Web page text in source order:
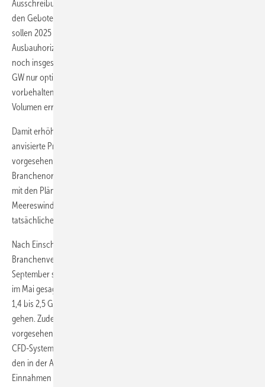
Ausschreibungen vor, in denen die Zuschläge an die Investoren mit
den Geboten der geringsten Vergütungsansprüche gehen sollen. Sie
sollen 2025 und 2027 stattfinden und erhöhen den ersten
Ausbauhorizont damit auf 10,9 GW. Der erste Gesetzentwurf hatte
noch insgesamt ein Ausbauvolumen von 10,1 GW umfasst – wobei 0,5
GW nur optional einer kleineren Ausschreibung im Jahr 2023
vorbehalten waren, falls der erste Anschub nicht das gewünschte
Volumen erreichen sollte.
Damit erhöht die polnische Regierung die für die 2020-er Jahre
anvisierte Projektpipeline auch insgesamt um 1,3 GW – von bisher
vorgesehenen 9,6 auf 10,9 GW. Die polnische Windenergie-
Branchenorganisation PSEW erklärte bereits ihre Übereinstimmung
mit den Plänen: Die neue Dimension der mit dem Gesetz angestrebten
Meereswindkraft in der polnischen Ostsee entspreche dem
tatsächlichen Potenzial der fortgeschrittenen Projekte.
Nach Einschätzung des Chefs des Offshore-Windenergie-
Branchenverbandes, Mariusz Witonski, könnte das Gesetz im
September schon in Kraft treten, wie er zu ERNEUERBARE ENERGIEN
im Mai gesagt hatte. Erste Windparks könnten mit einer Kapazität von
1,4 bis 2,5 GW könnten gemäß dieser Einschätzung bis 2025 ans Netz
gehen. Zudem wird immer wahrscheinlicher, dass die ab 2025
vorgesehenen Ausschreibungen eine Vergütung nach dem britischen
CFD-System einführen: Die bezuschlagten Bieter erhalten demnach
den in der Auktion ermittelten Preis pro Kilowattstunde (kWh) durch
Einnahmen aus dem Stromhandel und durch eine Auszahlung der